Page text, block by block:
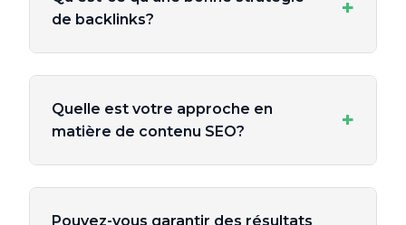
de backlinks?
+
Quelle est votre approche en
matière de contenu SEO?
+
Pouvez-vous garantir des résultats